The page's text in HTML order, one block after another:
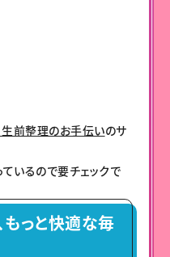
生前整理のお手伝いのサ
いるので要チェックで
もっと快適な毎